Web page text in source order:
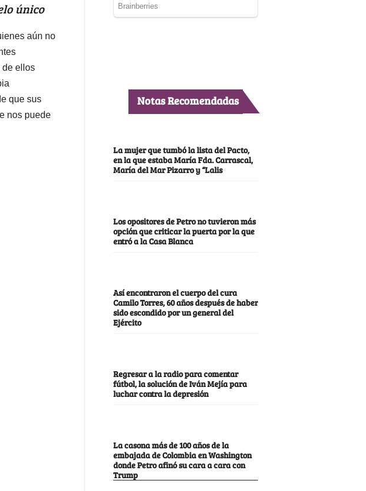
único
aún no
de ellos
que sus
nos puede
Notas Recomendadas
La mujer que tumbó la lista del Pacto,
en la que estaba María Fda. Carrascal,
María del Mar Pizarro y “Lalis
Los opositores de Petro no tuvieron más
opción que criticar la puerta por la que
entró a la Casa Blanca
Así encontraron el cuerpo del cura
Camilo Torres, 60 años después de haber
sido escondido por un general del
Ejército
Regresar a la radio para comentar
fútbol, la solución de Iván Mejía para
luchar contra la depresión
La casona más de 100 años de la
embajada de Colombia en Washington
donde Petro afinó su cara a cara con
Trump